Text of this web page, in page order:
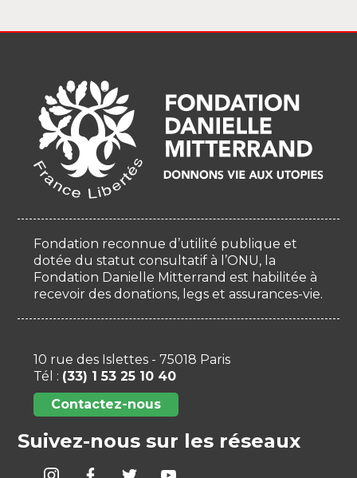
Fondation reconnue d’utilité publique et
dotée du statut consultatif à l’ONU, la
Fondation Danielle Mitterrand est habilitée à
recevoir des donations, legs et assurances-vie.
10 rue des Islettes - 75018 Paris
Tél : (33) 1 53 25 10 40
Contactez-nous
Suivez-nous sur les réseaux